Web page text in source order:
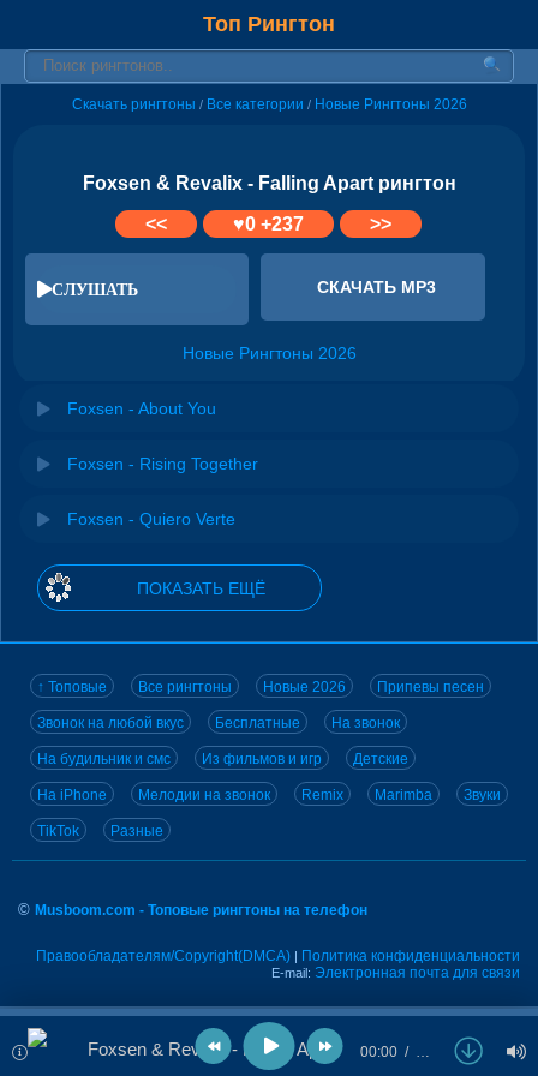
Топ Рингтон
Скачать рингтоны / Все категории / Новые Рингтоны 2026
Foxsen & Revalix - Falling Apart рингтон
<<
♥0+237 >>
СЛУШАТЬ СКАЧАТЬ MP3
Новые Рингтоны 2026
Foxsen - About You
Foxsen - Rising Together
Foxsen - Quiero Verte
ПОКАЗАТЬ ЕЩЁ
↑ Топовые Все рингтоны Новые 2026 Припевы песен
Звонок на любой вкус Бесплатные На звонок
На будильник и смс Из фильмов и игр Детские
На iPhone Мелодии на звонок Remix Marimba Звуки
TikTok Разные
© Musboom.com - Топовые рингтоны на телефон
Правообладателям/Copyright(DMCA) | Политика конфиденциальности
E-mail: Электронная почта для связи
Foxsen & Revalix - Falling Apart 00:00 …